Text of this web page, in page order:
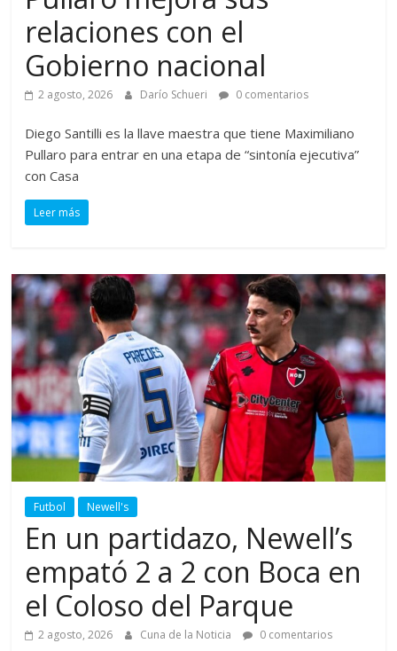
relaciones con el
Gobierno nacional
2 agosto, 2026 Darío Schueri 0 comentarios
Diego Santilli es la llave maestra que tiene Maximiliano
Pullaro para entrar en una etapa de “sintonía ejecutiva”
con Casa
Leer más
Futbol Newell's
En un partidazo, Newell’s
empató 2 a 2 con Boca en
el Coloso del Parque
2 agosto, 2026 Cuna de la Noticia 0 comentarios